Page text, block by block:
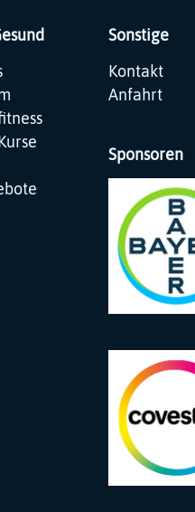
Sonstige
Navigation
überspringen
Kontakt
Anfahrt
Sponsoren